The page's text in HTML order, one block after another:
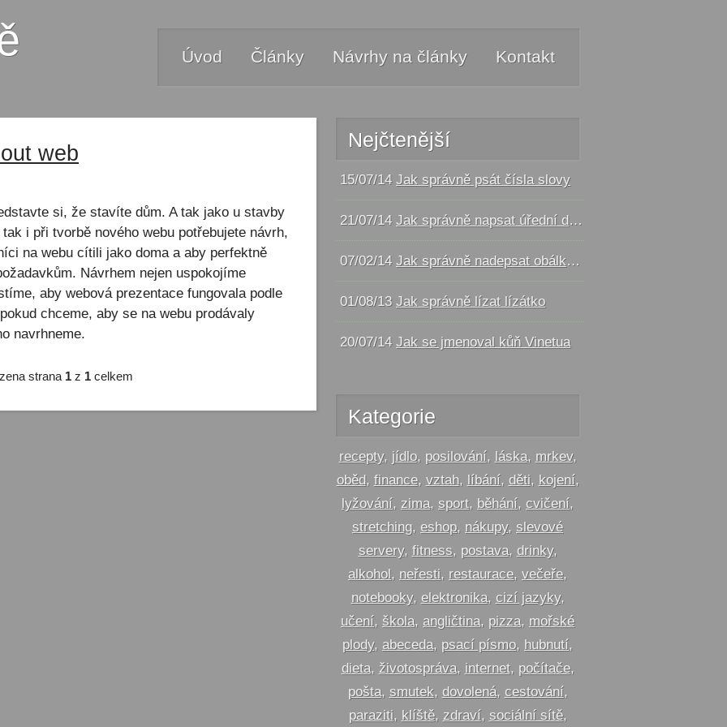
Úvod Články Návrhy na články Kontakt
web
si, že stavíte dům. A tak jako u stavby
i při tvorbě nového webu potřebujete návrh,
na webu cítili jako doma a aby perfektně
Návrhem nejen uspokojíme
aby webová prezentace fungovala podle
chceme, aby se na webu prodávaly
navrhneme.
strana 1z 1celkem
Nejčtenější
15/07/14 Jak správně psát čísla slovy
21/07/14 Jak správně napsat úřední dopis - vzor
07/02/14 Jak správně nadepsat obálku a balík
01/08/13 Jak správně lízat lízátko
20/07/14 Jak se jmenoval kůň Vinetua
Kategorie
recepty, jídlo, posilování, láska, mrkev,
oběd, finance, vztah, líbání, děti, kojení,
lyžování, zima, sport, běhání, cvičení,
stretching, eshop, nákupy, slevové
servery, fitness, postava, drinky,
alkohol, neřesti, restaurace, večeře,
notebooky, elektronika, cizí jazyky,
učení, škola, angličtina, pizza, mořské
plody, abeceda, psací písmo, hubnutí,
dieta, životospráva, internet, počítače,
pošta, smutek, dovolená, cestování,
paraziti, klíště, zdraví, sociální sítě,